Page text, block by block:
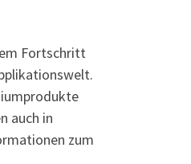
Fortschritt
auch in
zum